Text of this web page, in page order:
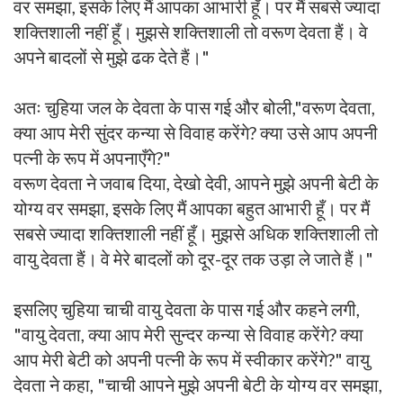
वर समझा, इसके लिए मैं आपका आभारी हूँ। पर मैं सबसे ज्यादा
शक्तिशाली नहीं हूँ। मुझसे शक्तिशाली तो वरूण देवता हैं। वे
अपने बादलों से मुझे ढक देते हैं।"
अतः चुहिया जल के देवता के पास गई और बोली,"वरूण देवता,
क्या आप मेरी सुंदर कन्या से विवाह करेंगे? क्या उसे आप अपनी
पत्नी के रूप में अपनाएँगे?"
वरूण देवता ने जवाब दिया, देखो देवी, आपने मुझे अपनी बेटी के
योग्य वर समझा, इसके लिए मैं आपका बहुत आभारी हूँ। पर मैं
सबसे ज्यादा शक्तिशाली नहीं हूँ। मुझसे अधिक शक्तिशाली तो
वायु देवता हैं। वे मेरे बादलों को दूर-दूर तक उड़ा ले जाते हैं।"
इसलिए चुहिया चाची वायु देवता के पास गई और कहने लगी,
"वायु देवता, क्या आप मेरी सुन्दर कन्या से विवाह करेंगे? क्या
आप मेरी बेटी को अपनी पत्नी के रूप में स्वीकार करेंगे?" वायु
देवता ने कहा, "चाची आपने मुझे अपनी बेटी के योग्य वर समझा,